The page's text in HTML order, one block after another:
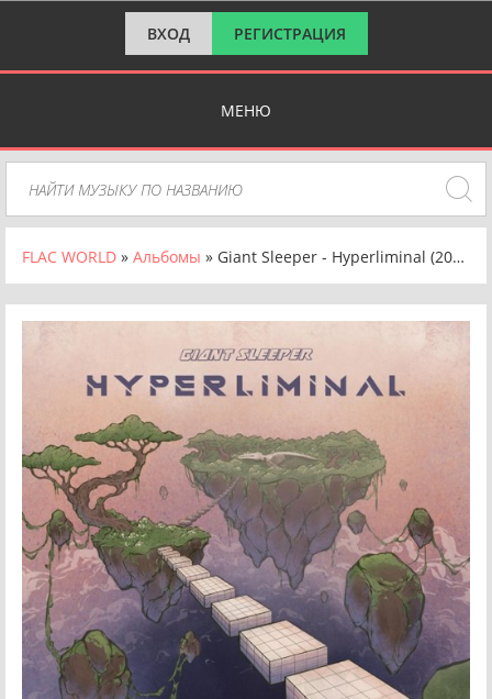
ВХОД РЕГИСТРАЦИЯ
МЕНЮ
FLAC WORLD » Альбомы » Giant Sleeper - Hyperliminal (2024) FLAC